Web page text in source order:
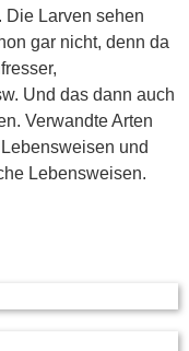
Die Larven sehen
gar nicht, denn da
Und das dann auch
Verwandte Arten
und
Lebensweisen.